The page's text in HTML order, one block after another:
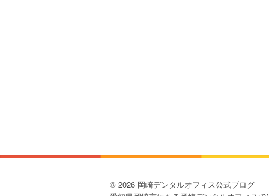
© 2026 岡崎デンタルオフィス公式ブログ